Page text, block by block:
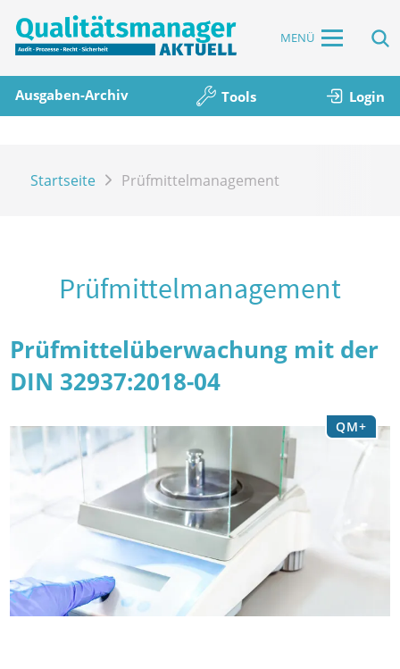
MENÜ
Ausgaben-Archiv Tools Login
Startseite Prüfmittelmanagement
Prüfmittelmanagement
Prüfmittelüberwachung mit der
DIN 32937:2018-04
QM+